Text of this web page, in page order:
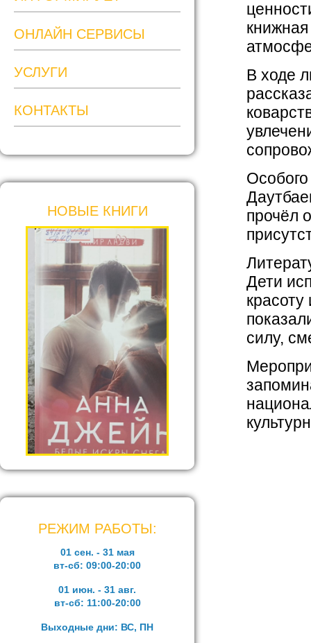
ОНЛАЙН СЕРВИСЫ
УСЛУГИ
КОНТАКТЫ
НОВЫЕ КНИГИ
РЕЖИМ РАБОТЫ:
01 сен. - 31 мая
вт-сб: 09:00-20:00
01 июн. - 31 авг.
вт-сб: 11:00-20:00
Выходные дни: ВС, ПН
В ходе
прочёл
Дети
силу,